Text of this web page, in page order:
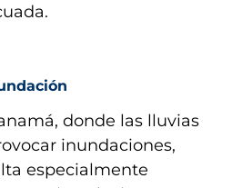
donde las lluvias
inundaciones,
especialmente